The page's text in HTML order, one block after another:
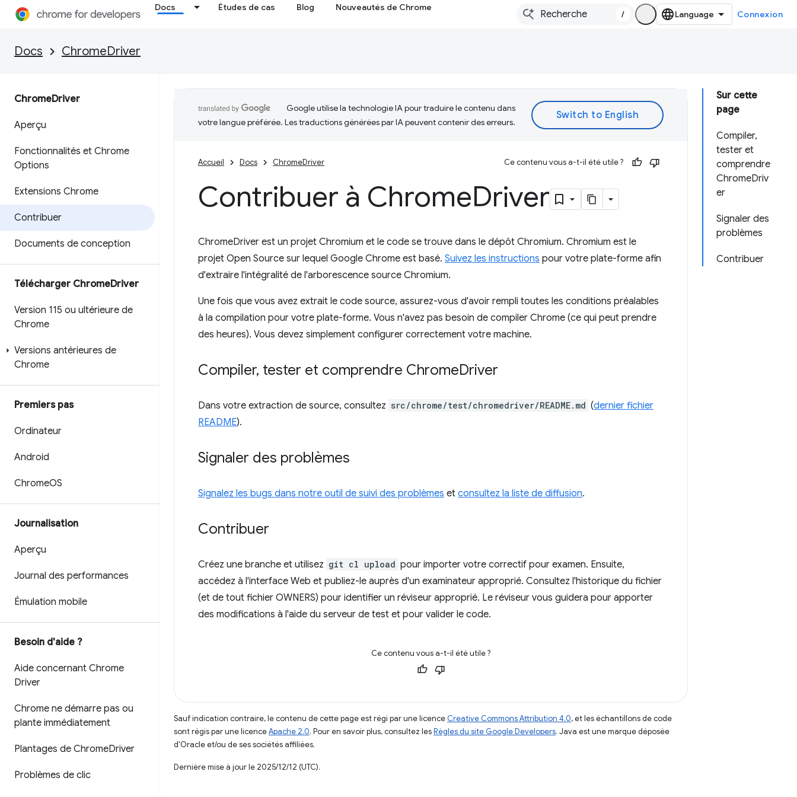
Docs Études de cas Blog Nouveautés de Chrome
/ Connexion
Docs ChromeDriver
ChromeDriver
Aperçu
Fonctionnalités et Chrome
Options
Extensions Chrome
Contribuer
Documents de conception
Télécharger ChromeDriver
Version 115 ou ultérieure de
Chrome
Versions antérieures de
Chrome
Premiers pas
Ordinateur
Android
ChromeOS
Journalisation
Aperçu
Journal des performances
Émulation mobile
Besoin d'aide ?
Aide concernant Chrome
Driver
Chrome ne démarre pas ou
plante immédiatement
Plantages de ChromeDriver
Problèmes de clic
Sur cette
page
Compiler,
tester et
comprendre
ChromeDriv
er
Signaler des
problèmes
Contribuer
Google utilise la technologie IA pour traduire le contenu dans
votre langue préférée. Les traductions générées par IA peuvent contenir des erreurs.
Accueil Docs ChromeDriver Ce contenu vous a-t-il été utile ?
Contribuer à ChromeDriver
ChromeDriver est un projet Chromium et le code se trouve dans le dépôt Chromium. Chromium est le
projet Open Source sur lequel Google Chrome est basé. Suivez les instructions pour votre plate-forme afin
d'extraire l'intégralité de l'arborescence source Chromium.
Une fois que vous avez extrait le code source, assurez-vous d'avoir rempli toutes les conditions préalables
à la compilation pour votre plate-forme. Vous n'avez pas besoin de compiler Chrome (ce qui peut prendre
des heures). Vous devez simplement configurer correctement votre machine.
Compiler, tester et comprendre ChromeDriver
Dans votre extraction de source, consultez src/chrome/test/chromedriver/README.md (dernier fichier
README).
Signaler des problèmes
Signalez les bugs dans notre outil de suivi des problèmes et consultez la liste de diffusion.
Contribuer
Créez une branche et utilisez git cl upload pour importer votre correctif pour examen. Ensuite,
accédez à l'interface Web et publiez-le auprès d'un examinateur approprié. Consultez l'historique du fichier
(et de tout fichier OWNERS) pour identifier un réviseur approprié. Le réviseur vous guidera pour apporter
des modifications à l'aide du serveur de test et pour valider le code.
Ce contenu vous a-t-il été utile ?
Sauf indication contraire, le contenu de cette page est régi par une licence Creative Commons Attribution 4.0, et les échantillons de code
sont régis par une licenceApache 2.0. Pour en savoir plus, consultez lesRègles du site Google Developers. Java est une marque déposée
d'Oracle et/ou de ses sociétés affiliées.
Dernière mise à jour le 2025/12/12 (UTC).